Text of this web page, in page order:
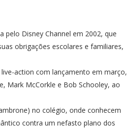
pelo Disney Channel em 2002, que
obrigações escolares e familiares,
action com lançamento em março,
Mark McCorkle e Bob Schooley, ao
no colégio, onde conhecem
contra um nefasto plano dos